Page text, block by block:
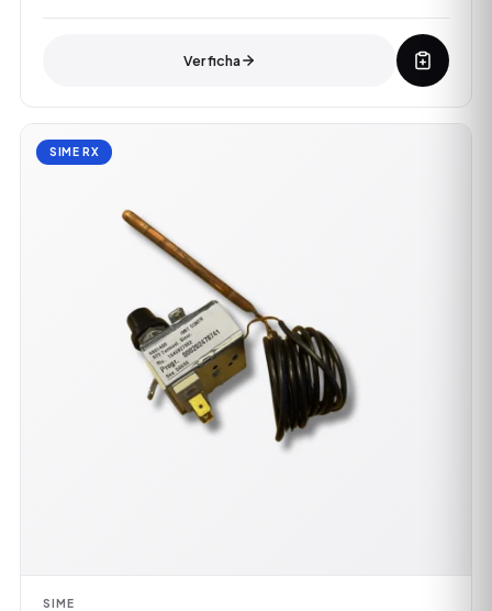
Ver ficha
SIME RX
SIME